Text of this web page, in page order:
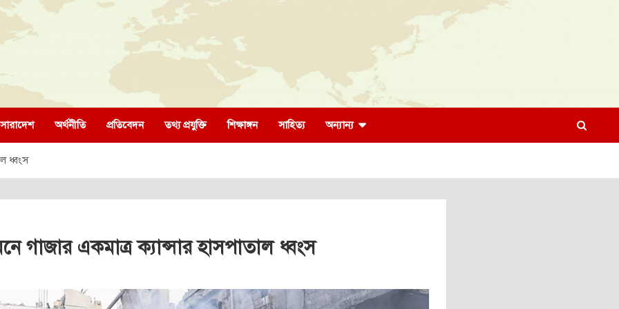
সারাদেশ অর্থনীতি প্রতিবেদন তথ্য প্রযুক্তি শিক্ষাঙ্গন সাহিত্য অন্যান্য
ধ্বংস
গাজার একমাত্র ক্যান্সার হাসপাতাল ধ্বংস